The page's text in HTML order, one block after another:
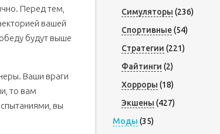
Перед тем,
вашей
будут выше
Ваши враги
то вам
вы
Симуляторы (236)
Спортивные(54)
Стратегии (221)
Файтинги (2)
Хорроры (18)
Экшены (427)
Моды (35)